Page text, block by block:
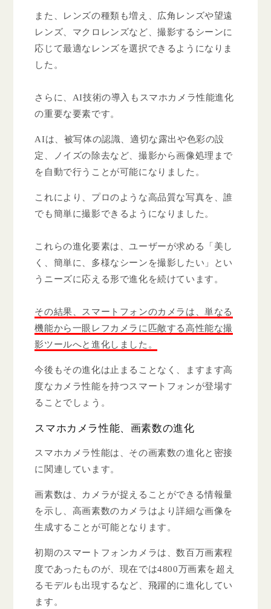
また、レンズの種類も増え、広角レンズや望遠
レンズ、マクロレンズなど、撮影するシーンに
応じて最適なレンズを選択できるようになりま
した。
さらに、AI技術の導入もスマホカメラ性能進化
の重要な要素です。
AIは、被写体の認識、適切な露出や色彩の設
定、ノイズの除去など、撮影から画像処理まで
を自動で行うことが可能になりました。
これにより、プロのような高品質な写真を、誰
でも簡単に撮影できるようになりました。
これらの進化要素は、ユーザーが求める「美し
く、簡単に、多様なシーンを撮影したい」とい
うニーズに応える形で進化を続けています。
その結果、スマートフォンのカメラは、単なる
機能から一眼レフカメラに匹敵する高性能な撮
影ツールへと進化しました。
今後もその進化は止まることなく、ますます高
度なカメラ性能を持つスマートフォンが登場す
ることでしょう。
スマホカメラ性能、画素数の進化
スマホカメラ性能は、その画素数の進化と密接
に関連しています。
画素数は、カメラが捉えることができる情報量
を示し、高画素数のカメラはより詳細な画像を
生成することが可能となります。
初期のスマートフォンカメラは、数百万画素程
度であったものが、現在では4800万画素を超え
るモデルも出現するなど、飛躍的に進化してい
ます。